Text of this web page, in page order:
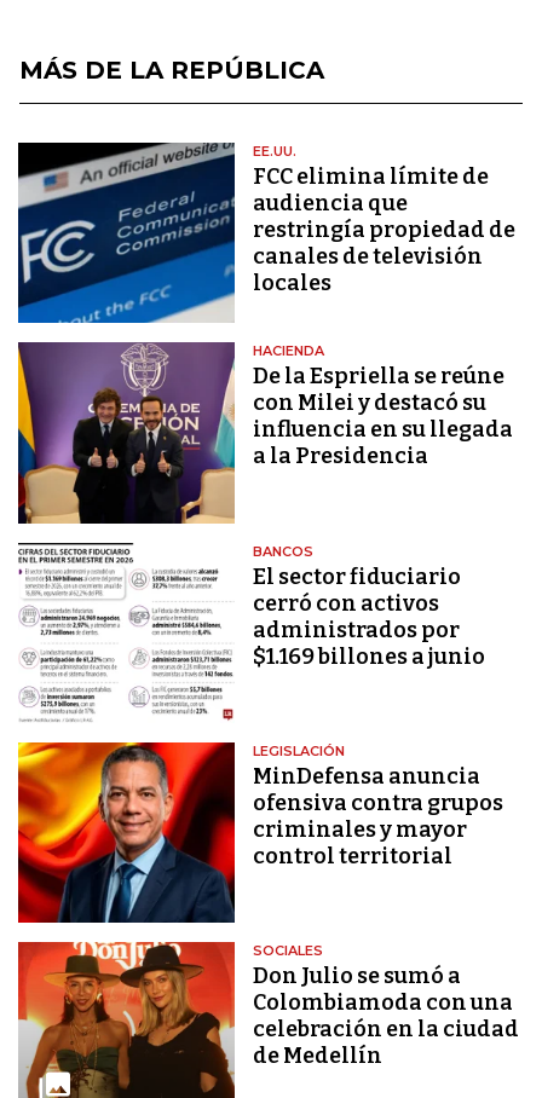
MÁS DE LA REPÚBLICA
EE.UU.
FCC elimina límite de
audiencia que
restringía propiedad de
canales de televisión
locales
HACIENDA
De la Espriella se reúne
con Milei y destacó su
influencia en su llegada
a la Presidencia
BANCOS
El sector fiduciario
cerró con activos
administrados por
$1.169 billones a junio
LEGISLACIÓN
MinDefensa anuncia
ofensiva contra grupos
criminales y mayor
control territorial
SOCIALES
Don Julio se sumó a
Colombiamoda con una
celebración en la ciudad
de Medellín